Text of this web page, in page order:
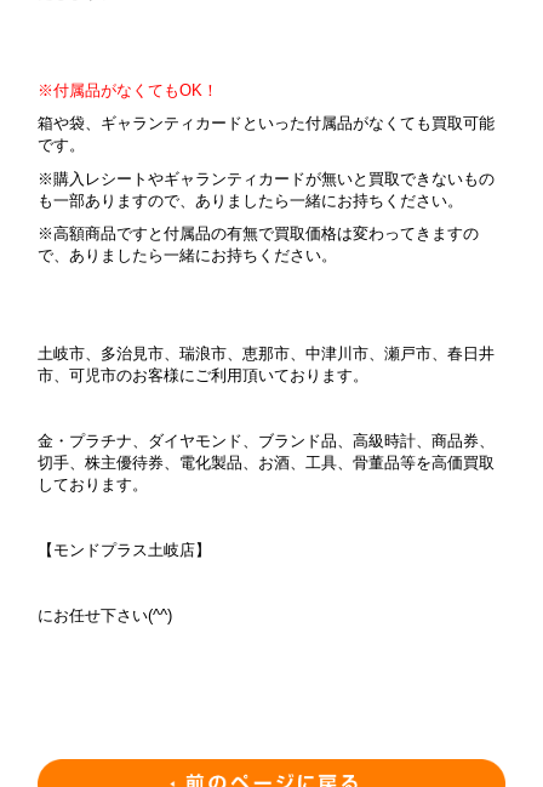
※付属品がなくてもOK！
箱や袋、ギャランティカードといった付属品がなくても買取可能
です。
※購入レシートやギャランティカードが無いと買取できないもの
も一部ありますので、ありましたら一緒にお持ちください。
※高額商品ですと付属品の有無で買取価格は変わってきますの
で、ありましたら一緒にお持ちください。
土岐市、多治見市、瑞浪市、恵那市、中津川市、瀬戸市、春日井
市、可児市のお客様にご利用頂いております。
金・プラチナ、ダイヤモンド、ブランド品、高級時計、商品券、
切手、株主優待券、電化製品、お酒、工具、骨董品等を高価買取
しております。
【モンドプラス土岐店】
にお任せ下さい(^^)